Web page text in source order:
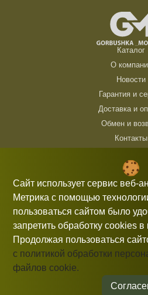
Каталог
О
Новости
Гарантия и
Доставка и
Обмен и
Контакты
10:00 — 21:00 без
gorbushka-
Информация, представленная на
офертой.
© 2026
Сайт использует сервис веб-
Метрика с помощью
пользоваться сайтом было
запретить обработку cookies
Продолжая пользоваться
с политикой обработки
файлов cookie.